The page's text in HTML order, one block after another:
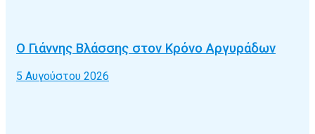
Ο Γιάννης Βλάσσης στον Κρόνο Αργυράδων
5 Αυγούστου 2026